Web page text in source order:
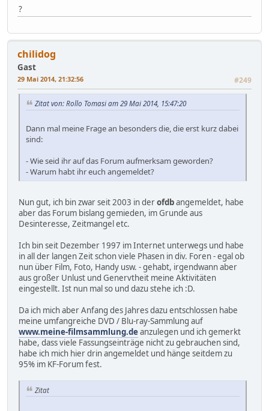
?
chilidog
Gast
29 Mai 2014, 21:32:56 #249
Zitat von: Rollo Tomasi am 29 Mai 2014, 15:47:20
Dann mal meine Frage an besonders die, die erst kurz dabei
sind:
- Wie seid ihr auf das Forum aufmerksam geworden?
- Warum habt ihr euch angemeldet?
Nun gut, ich bin zwar seit 2003 in derofdbangemeldet, habe
aber das Forum bislang gemieden, im Grunde aus
Desinteresse, Zeitmangel etc.
Ich bin seit Dezember 1997 im Internet unterwegs und habe
in all der langen Zeit schon viele Phasen in div. Foren - egal ob
nun über Film, Foto, Handy usw. - gehabt, irgendwann aber
aus großer Unlust und Genervtheit meine Aktivitäten
eingestellt. Ist nun mal so und dazu stehe ich :D.
Da ich mich aber Anfang des Jahres dazu entschlossen habe
meine umfangreiche DVD / Blu-ray-Sammlung auf
www.meine-filmsammlung.deanzulegen und ich gemerkt
habe, dass viele Fassungseinträge nicht zu gebrauchen sind,
habe ich mich hier drin angemeldet und hänge seitdem zu
95% im KF-Forum fest.
Zitat